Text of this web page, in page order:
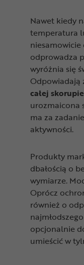
Nawet kiedy
temperatura
niesamowicie
odprowadza
wyróżnia się
Odpowiadają
całej skorupie
urozmaicona
ma za
aktywności.
Produkty
dbałością o
wymiarze.
Oprócz
również o
opcjonalnie
umieścić w